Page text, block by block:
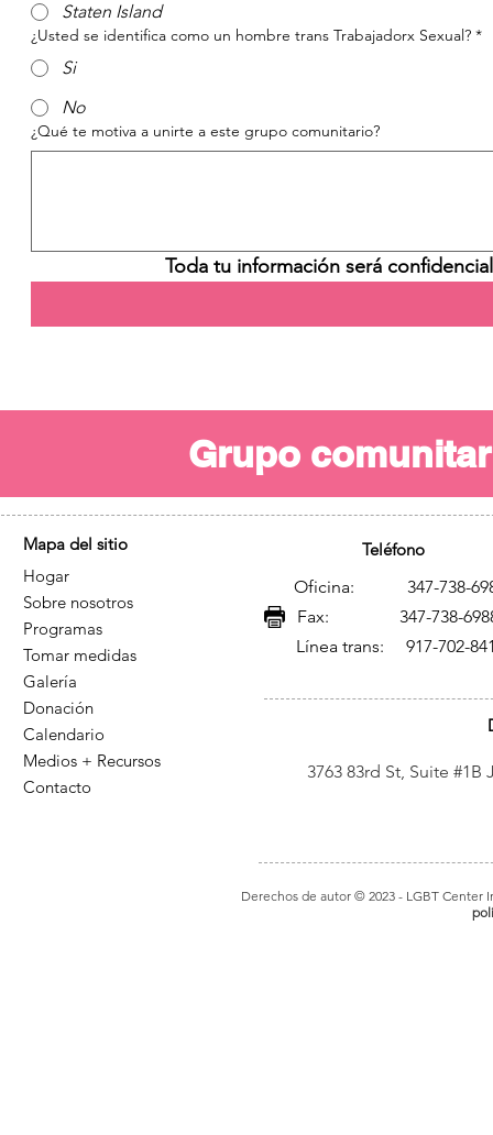
Staten Island
¿Usted se identifica como un hombre trans Trabajadorx Sexual? *
Si
No
¿Qué te motiva a unirte a este grupo comunitario?
Toda tu información será
Grupo
Mapa del sitio
Hogar
Sobre nosotros
Programas
Tomar medidas
Galería
Donación
Calendario
Medios + Recursos
Contacto
Teléfono
Oficina: 347-738-
Fax: 347-738-
Línea trans: 917-702-
3763 83rd St, Suite
Derechos de autor © 2023- LGBT Center